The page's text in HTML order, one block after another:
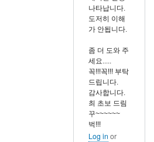
나타납니다.
도저히 이해
가 안됩니다.
좀 더 도와 주
세요.....
꼭!!!꼭!!! 부탁
드립니다.
감사합니다.
최 초보 드림
꾸~~~~~~
벅!!!
Log in or